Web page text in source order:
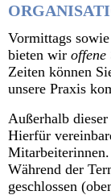
Vormittags
bieten wir offene
Zeiten können
unsere Praxis
Außerhalb
Hierfür
Mitarbeiterinnen.
Während der
geschlossen